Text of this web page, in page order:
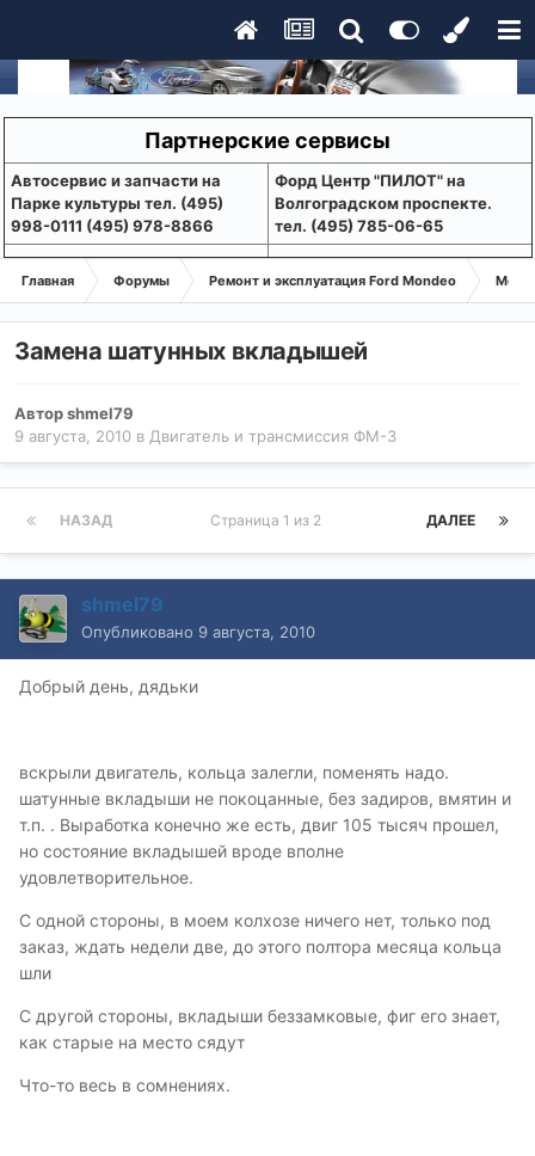
Партнерские сервисы
Aвтосервис и запчасти на
Парке культуры тел. (495)
998-0111 (495) 978-8866
Форд Центр "ПИЛОТ" на
Волгоградском проспекте.
тел. (495) 785-06-65
Главная Форумы Ремонт и эксплуатация Ford Mondeo
Замена шатунных вкладышей
Авторshmel79
9 августа, 2010 в Двигатель и трансмиссия ФМ-3
НАЗАД ДАЛЕЕ
Страница 1 из 2
shmel79
Опубликовано 9 августа, 2010
Добрый день, дядьки
вскрыли двигатель, кольца залегли, поменять надо.
шатунные вкладыши не покоцанные, без задиров, вмятин и
т.п. . Выработка конечно же есть, двиг 105 тысяч прошел,
но состояние вкладышей вроде вполне
удовлетворительное.
С одной стороны, в моем колхозе ничего нет, только под
заказ, ждать недели две, до этого полтора месяца кольца
шли
С другой стороны, вкладыши беззамковые, фиг его знает,
как старые на место сядут
Что-то весь в сомнениях.